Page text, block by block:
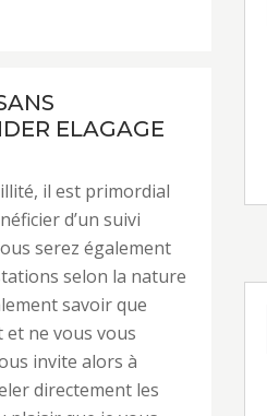
ELAGAGE
il est primordial
d’un suivi
serez également
selon la nature
savoir que
ne vous vous
invite alors à
directement les